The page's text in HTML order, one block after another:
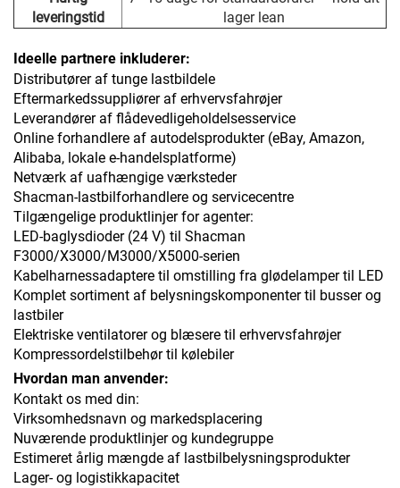
leveringstid
lager lean
Ideelle partnere inkluderer:
Distributører af tunge lastbildele
Eftermarkedssuppliører af erhvervsfahrøjer
Leverandører af flådevedligeholdelsesservice
Online forhandlere af autodelsprodukter (eBay, Amazon,
Alibaba, lokale e-handelsplatforme)
Netværk af uafhængige værksteder
Shacman-lastbilforhandlere og servicecentre
Tilgængelige produktlinjer for agenter:
LED-baglysdioder (24 V) til Shacman
F3000/X3000/M3000/X5000-serien
Kabelharnessadaptere til omstilling fra glødelamper til LED
Komplet sortiment af belysningskomponenter til busser og
lastbiler
Elektriske ventilatorer og blæsere til erhvervsfahrøjer
Kompressordelstilbehør til kølebiler
Hvordan man anvender:
Kontakt os med din:
Virksomhedsnavn og markedsplacering
Nuværende produktlinjer og kundegruppe
Estimeret årlig mængde af lastbilbelysningsprodukter
Lager- og logistikkapacitet